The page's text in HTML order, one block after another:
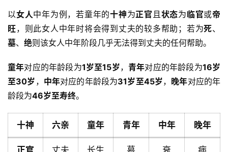
以女人中年为例，若童年的十神为正官且状态为临官或帝
旺，则此女人中年时将会得到丈夫的较多帮助；若为死、
墓、 绝则该女人中年阶段几乎无法得到丈夫的任何帮助。
童年对应的年龄段为1岁至15岁，青年对应的年龄段为16岁
至30岁 ， 中年对应的年龄段为31岁至45岁， 晚年对应的年
龄段为46岁至寿终。
十神 六亲 童年 青年 中年 晚年
正官 丈夫 长生 墓 衰 病